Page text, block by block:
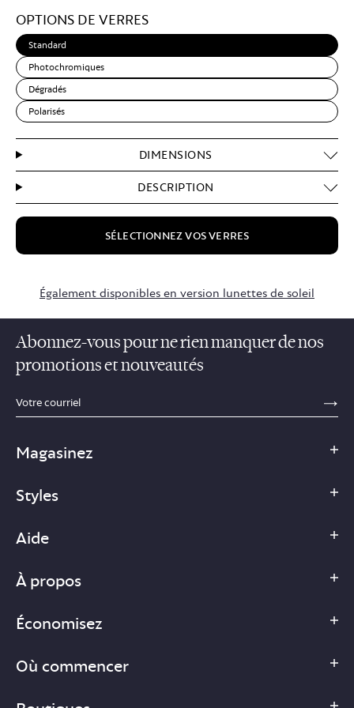
Brown
OPTIONS DE VERRES
Standard
Photochromiques
Dégradés
Polarisés
DIMENSIONS
DESCRIPTION
SÉLECTIONNEZ VOS VERRES
$169.00
Également disponibles en version lunettes de soleil
Abonnez-vous pour ne rien manquer de nos
promotions et nouveautés
sections.footer.email_field_ada_label
Magasinez
Styles
Aide
À propos
Économisez
Où commencer